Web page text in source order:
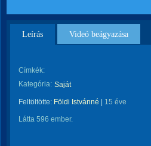
Leírás Videó beágyazása
Címkék:
Kategória: Saját
Feltöltötte: Földi Istvánné 15 éve
Látta 596 ember.